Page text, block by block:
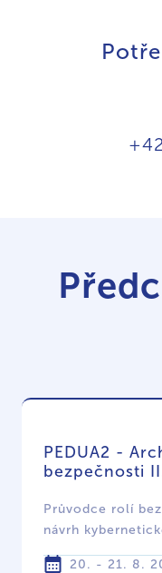
PEDUA2 -
bezpečnosti
Průvodce rolí
návrh
20. - 21. 8.